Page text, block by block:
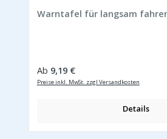
Warntafel für langsam
Regulärer Preis:
Ab 9,19 €
Preise inkl. MwSt. zzgl Versandkosten
Details